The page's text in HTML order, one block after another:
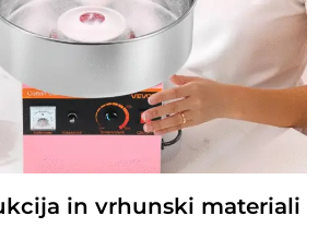
in vrhunski materiali